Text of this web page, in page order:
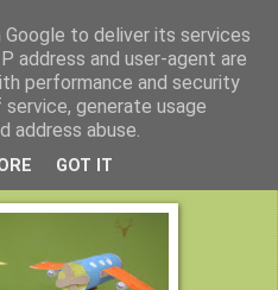
De Klimtoren
to deliver its services
address and user-agent are
performance and security
generate usage
address abuse.
GOT IT